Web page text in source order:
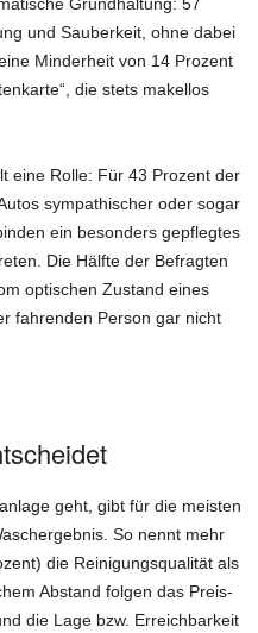
Grundhaltung: 57
und Sauberkeit, ohne dabei
Minderheit von 14 Prozent
die stets makellos
eine Rolle: Für 43 Prozent der
sympathischer oder sogar
ein besonders gepflegtes
Die Hälfte der Befragten
optischen Zustand eines
fahrenden Person gar nicht
geht, gibt für die meisten
So nennt mehr
die Reinigungsqualität als
Abstand folgen das Preis-
die Lage bzw. Erreichbarkeit